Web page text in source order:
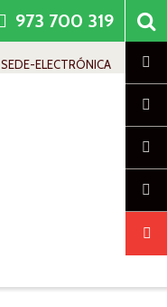
SEDE-ELECTRÓNICA
973 700 319